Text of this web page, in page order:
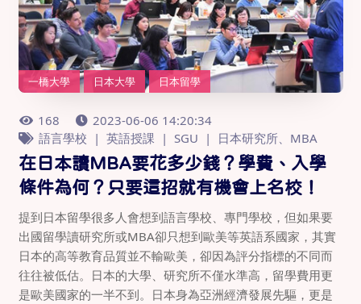
一橋大學 日本大學 日本留學
168
2023-06-06 14:20:34
語言學校
英語授課 SGU 日本研究所、MBA
在日本讀MBA要花多少錢？學費、入學
條件為何？只要這招就有機會上名校！
提到日本留學很多人會想到語言學校、專門學校，但如果要
出國留學讀研究所或MBA卻只想到歐美等英語系國家，其實
日本的高等教育品質並不輸歐美，卻因為評分指標的不同而
往往被低估。日本的大學、研究所不僅水準高，留學費用更
是歐美國家的一半不到。日本身為亞洲經濟發展先驅，更是